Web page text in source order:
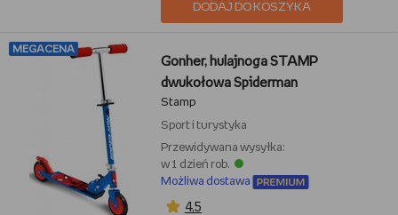
DODAJ DO KOSZYKA
MEGACENA
Gonher, hulajnoga STAMP
dwukołowa Spiderman
Stamp
Sport i turystyka
Przewidywana wysyłka:
w 1 dzień rob.
Możliwa dostawa
4,5